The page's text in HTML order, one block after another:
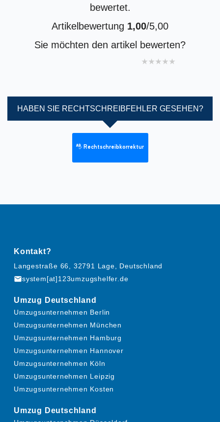
bewertet.
Artikelbewertung 1,00/5,00
Sie möchten den artikel bewerten?
4 stars
3 stars
2 stars
1 star
HABEN SIE RECHTSCHREIBFEHLER GESEHEN?
Rechtschreibkorrektur
Kontakt?
Langestraße 66, 32791 Lage, Deutschland
mailsystem[at]123umzugshelfer.de
Umzug Deutschland
Umzugsunternehmen Berlin
Umzugsunternehmen München
Umzugsunternehmen Hamburg
Umzugsunternehmen Hannover
Umzugsunternehmen Köln
Umzugsunternehmen Leipzig
Umzugsunternehmen Kosten
Umzug Deutschland